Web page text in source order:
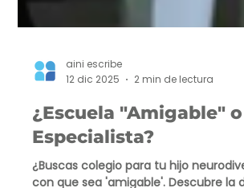
aini escribe
12 dic 2025
2 min de lectura
¿Escuela "Amigable" o